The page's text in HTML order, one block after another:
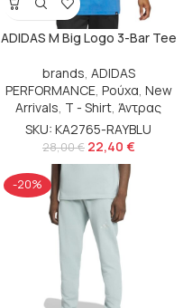
ADIDAS M Big Logo 3-Bar Tee
brands ADIDAS
PERFORMANCE, Ρούχα New
Arrivals T - Shirt ,Άντρας
SKU: KA2765-RAYBLU
28,00€ 22,40 €
-20%